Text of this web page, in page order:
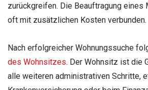
zurückgreifen. Die Beauftragung eines
oft mit zusätzlichen Kosten verbunden.
Nach erfolgreicher Wohnungssuche
des Wohnsitzes. Der Wohnsitz ist die
alle weiteren administrativen Schritte,